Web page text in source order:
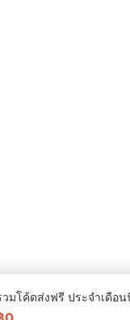
วมโค้ดส่งฟรี ประจำเดือ